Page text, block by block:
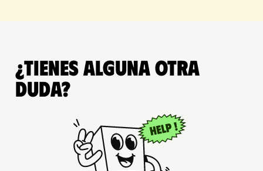
¿Tienes alguna otra
duda?